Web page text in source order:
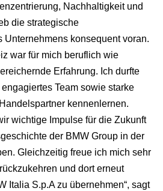
Nachhaltigkeit und
die strategische
Unternehmens konsequent voran.
war für mich beruflich wie
Erfahrung. Ich durfte
Team sowie starke
kennenlernen.
wichtige Impulse für die Zukunft
der BMW Group in der
Gleichzeitig freue ich mich sehr
und dort erneut
Italia S.p.A zu übernehmen“, sagt